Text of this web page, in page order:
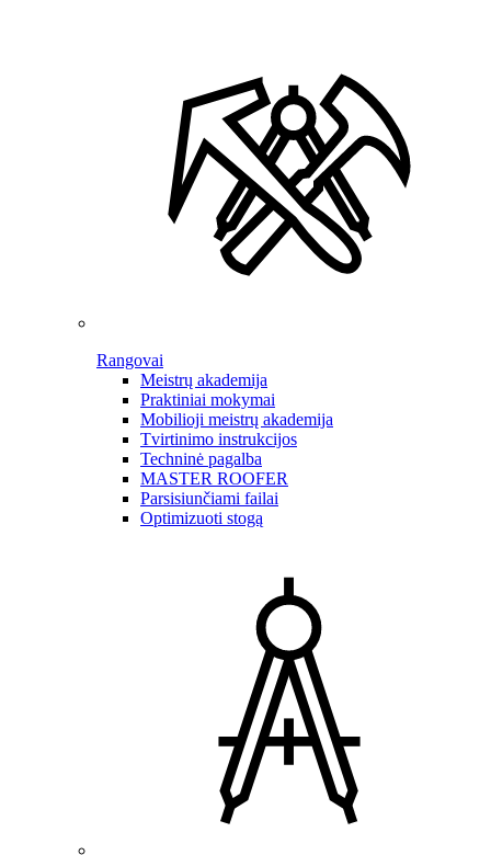
Rangovai
Meistrų akademija
Praktiniai mokymai
Mobilioji meistrų akademija
Tvirtinimo instrukcijos
Techninė pagalba
MASTER ROOFER
Parsisiunčiami failai
Optimizuoti stogą